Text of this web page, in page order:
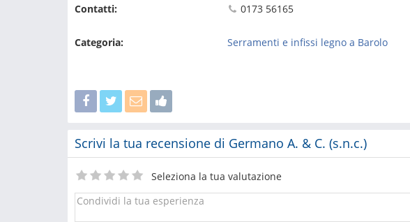
Contatti: 0173 56165
Categoria: Serramenti e infissi legno a Barolo
Scrivi la tua recensione di Germano A. & C. (s.n.c.)
Seleziona la tua valutazione